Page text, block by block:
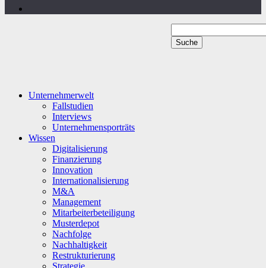
Unternehmerwelt
Fallstudien
Interviews
Unternehmensporträts
Wissen
Digitalisierung
Finanzierung
Innovation
Internationalisierung
M&A
Management
Mitarbeiterbeteiligung
Musterdepot
Nachfolge
Nachhaltigkeit
Restrukturierung
Strategie